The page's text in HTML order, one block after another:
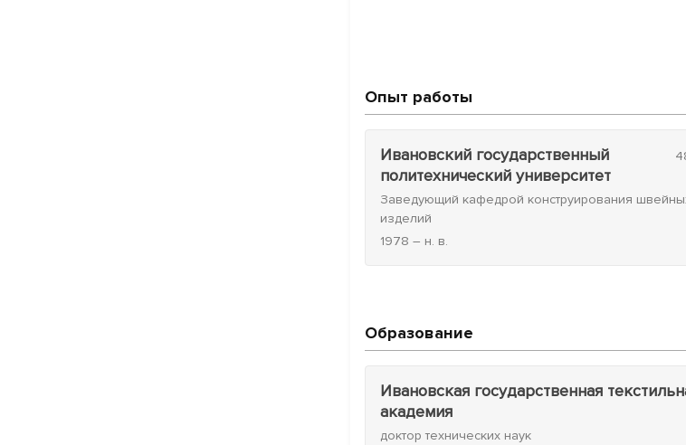
Опыт работы
Ивановский государственный
политехнический университет
Заведующий кафедрой конструирования
изделий
1978 – н. в.
Образование
Ивановская государственная
академия
доктор технических наук